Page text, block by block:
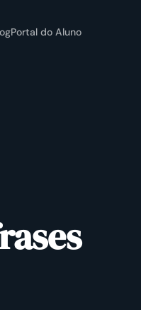
Portal do Aluno